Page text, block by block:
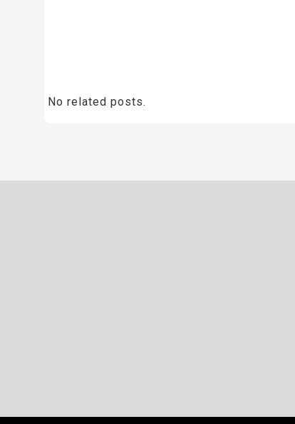
No related posts.